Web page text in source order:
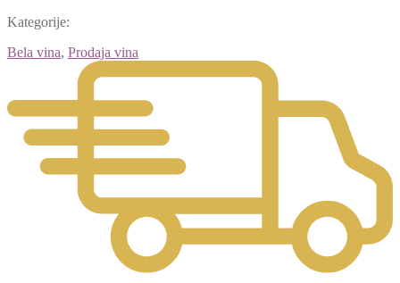
Kategorije:
Bela vina, Prodaja vina